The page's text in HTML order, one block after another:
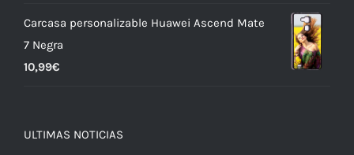
Carcasa personalizable Huawei Ascend Mate
7 Negra
10,99€
ULTIMAS NOTICIAS